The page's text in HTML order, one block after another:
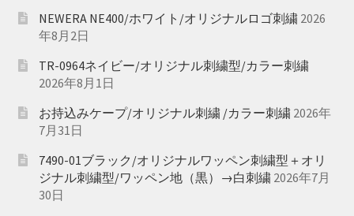
NEWERA NE400/ホワイト/オリジナルロゴ刺繍 2026
年8月2日
TR-0964ネイビー/オリジナル刺繍型/カラー刺繍
2026年8月1日
お持込みケープ/オリジナル刺繍 /カラー刺繍 2026年
7月31日
7490-01ブラック/オリジナルワッペン刺繍型＋オリ
ジナル刺繍型/ワッペン地（黒）→白刺繍 2026年7月
30日